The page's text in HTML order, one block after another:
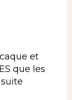
et
que les